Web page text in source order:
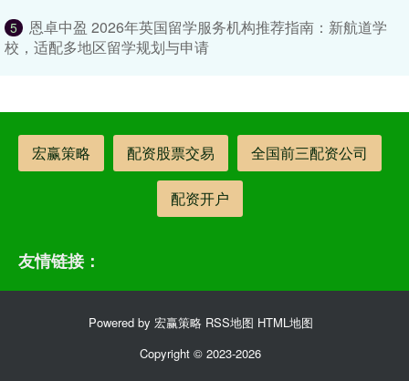
5
恩卓中盈 2026年英国留学服务机构推荐指南：新航道学
校，适配多地区留学规划与申请
宏赢策略 配资股票交易 全国前三配资公司
配资开户
友情链接：
Powered by 宏赢策略 RSS地图 HTML地图
Copyright © 2023-2026